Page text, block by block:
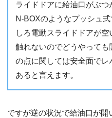
ライドドアに給油口がぶつ
N-BOXのようなプッシュ
しろ電動スライドドアが
触れないのでどうやっても
の点に関しては安全面で
あると言えます。
ですが逆の状況で給油口が